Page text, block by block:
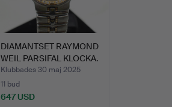
DIAMANTSET RAYMOND
WEIL PARSIFAL KLOCKA.
Klubbades 30 maj 2025
11 bud
647 USD